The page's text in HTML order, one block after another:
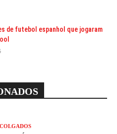
de futebol espanhol que jogaram